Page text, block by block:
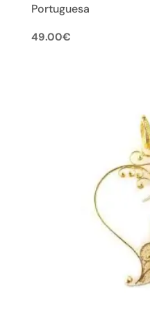
Portuguesa
49.00€